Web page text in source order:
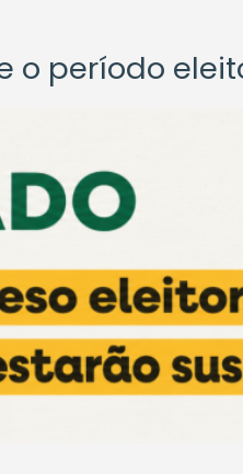
o período